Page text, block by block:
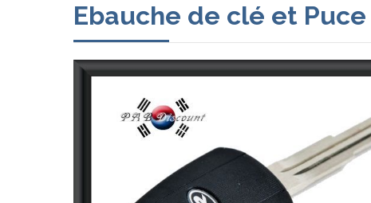
Ebauche de clé et